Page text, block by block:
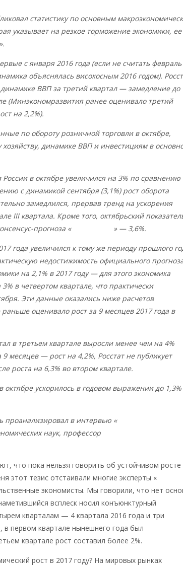
статистику по основным
указывает на резкое торможение экономики, ее
с января 2016 года (если не считать февраль
объяснялась високосным 2016 годом).
ВВП за третий квартал — замедление до
(Минэкономразвития ранее оценивало третий
на 2,2%).
по обороту розничной торговли в октябре,
динамике ВВП и инвестициям в
в октябре увеличился на 3% по сравнению
с динамикой сентября (3,1%) рост оборота
замедлился, прервав тренд на ускорения
III квартала. Кроме того, октябрьский
прогноза «Интерфакса » — 3,6%.
года увеличился к тому же периоду прошлого
недостижимость официального
на 2,1% в 2017 году — для этого экономика
в четвертом квартале, что практически
Эти данные оказались ниже расчетов
оценивало рост за 9 месяцев 2017 года в
в третьем квартале выросли менее чем на 4%
9 месяцев — рост на 4,2%, Росстат не публикует
роста на 6,3% во втором квартале.
ускорилось в годовом выражении до 1,3%
проанализировал в интервью «Русской народной
наук, профессор
что пока нельзя говорить об устойчивом росте
этот тезис отстаивали многие эксперты «
экономисты. Мы говорили, что нет
всплеск носил конъюнктурный
кварталам — 4 квартала 2016 года и три
в первом квартале нынешнего года был
квартале рост составил более 2%.
рост в 2017 году? На мировых рынках